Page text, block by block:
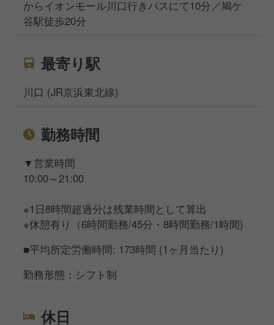
からイオンモール川口行きバスにて10分／鳩ケ
谷駅徒歩20分
最寄り駅
川口 (JR京浜東北線)
勤務時間
▼営業時間
10:00～21:00
※1日8時間超過分は残業時間として算出
※休憩有り（6時間勤務/45分・8時間勤務/1時間)
■平均所定労働時間: 173時間 (1ヶ月当たり)
勤務形態：シフト制
休日